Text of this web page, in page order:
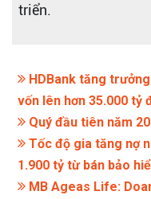
triển.
HDBank tăng
vốn lên hơn 35.000 tỷ
Quý đầu tiên năm
Tốc độ gia tăng nợ
1.900 tỷ từ bán bảo
MB Ageas Life: